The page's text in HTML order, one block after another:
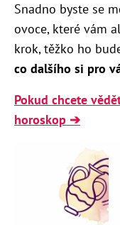
Snadno byste se
ovoce, které vám
krok, těžko ho
co dalšího si pro
Pokud chcete
horoskop ➔